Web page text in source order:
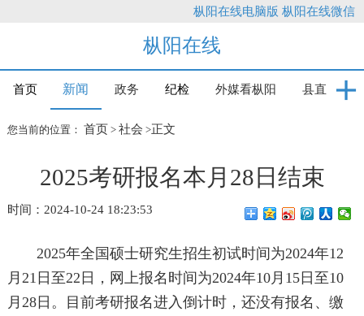
枞阳在线电脑版 枞阳在线微信
枞阳在线
首页 新闻 政务 纪检 外媒看枞阳 县直
您当前的位置： 首页 > 社会 >正文
2025考研报名本月28日结束
时间：2024-10-24 18:23:53
2025年全国硕士研究生招生初试时间为2024年12
月21日至22日，网上报名时间为2024年10月15日至10
月28日。目前考研报名进入倒计时，还没有报名、缴